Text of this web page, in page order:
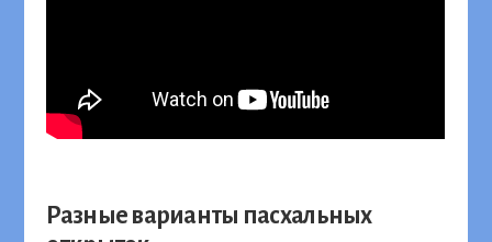
Разные варианты пасхальных